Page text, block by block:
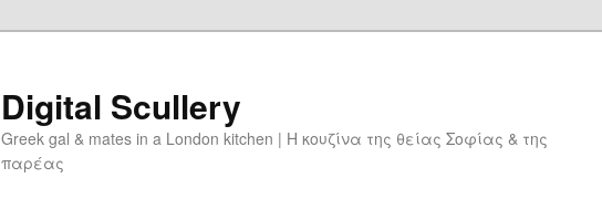
Digital Scullery
Greek gal & mates in a London kitchen | Η κουζίνα της θείας Σοφίας & της
παρέας